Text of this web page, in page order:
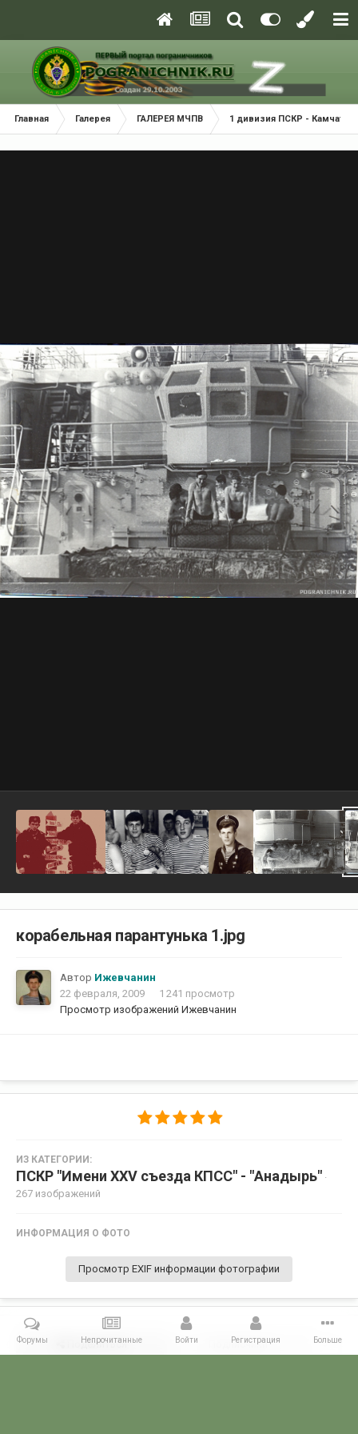
Главная Галерея ГАЛЕРЕЯ МЧПВ 1 дивизия ПСКР - Камчатка
корабельная парантунька 1.jpg
Автор Ижевчанин
22 февраля, 2009
1 241 просмотр
Просмотр изображений Ижевчанин
ИЗ КАТЕГОРИИ:
ПСКР "Имени XXV съезда КПСС" - "Анадырь" ·
267 изображений
ИНФОРМАЦИЯ О ФОТО
Просмотр EXIF информации фотографии
Поделиться Подписчики 0
Форумы Непрочитанные Войти Регистрация Больше